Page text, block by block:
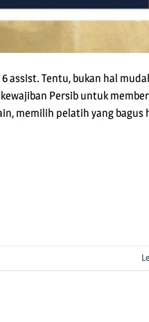
assist. Tentu, bukan hal
Persib untuk
memilih pelatih yang bagus